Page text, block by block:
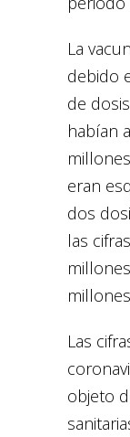
La
debido
de
habían
eran
dos
las
Las
objeto